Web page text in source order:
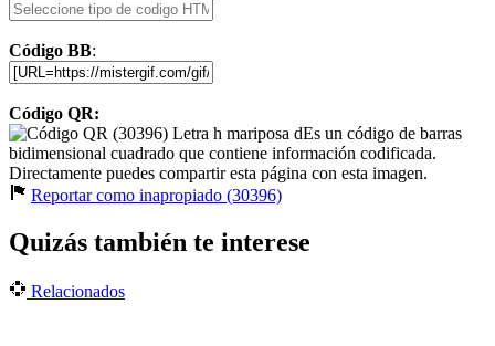
Código BB:
Código QR:
Es un código de barras
bidimensional cuadrado que contiene información codificada.
Directamente puedes compartir esta página con esta imagen.
Reportar como inapropiado (30396)
Quizás también te interese
Relacionados